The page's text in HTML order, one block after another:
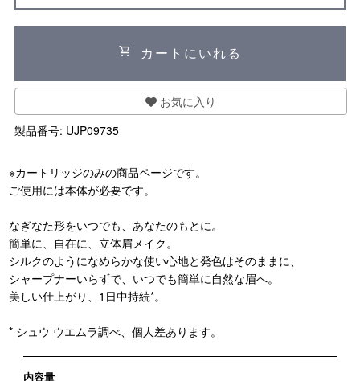
shopping_cart カートにいれる
お気に入り
製品番号: UJP09735
※カートリッジのみの商品ページです。
ご使用には本体が必要です。
なぎなた形をいつでも、あなたのもとに。
簡単に、自在に、立体眉メイク。
シルクのようになめらかな使い心地と発色はそのままに、
シャープナーいらずで、いつでも簡単に自然な眉へ。
美しい仕上がり、1日中持続*。
* シュウ ウエムラ調べ、個人差あります。
内容量